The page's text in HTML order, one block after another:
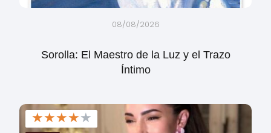
08/08/2026
Sorolla: El Maestro de la Luz y el Trazo
Íntimo
★★★★★